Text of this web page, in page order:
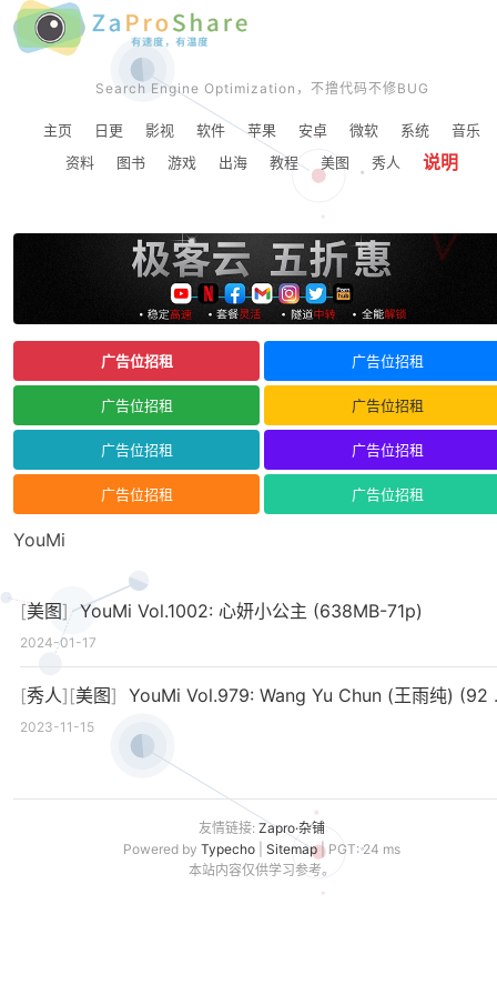
Search Engine Optimization，不撸代码不修BUG
主页 日更 影视 软件 苹果 安卓 微软 系统
音乐
资料
图书 游戏 出海 教程 美图 秀人 说明
广告位招租 广告位招租
广告位招租 广告位招租
广告位招租 广告位招租
广告位招租 广告位招租
YouMi
[美图] YouMi Vol.1002: 心妍小公主 (638MB-71p)
2024-01-17
[秀人][美图] YouMi Vol.979: Wang Yu Chun (王雨纯) (92 photos)
2023-11-15
友情链接: Zapro·杂铺
Powered by Typecho Sitemap| PGT: 24 ms
本站内容仅供学习参考。